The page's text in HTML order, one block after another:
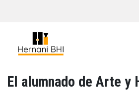
El alumnado de Arte